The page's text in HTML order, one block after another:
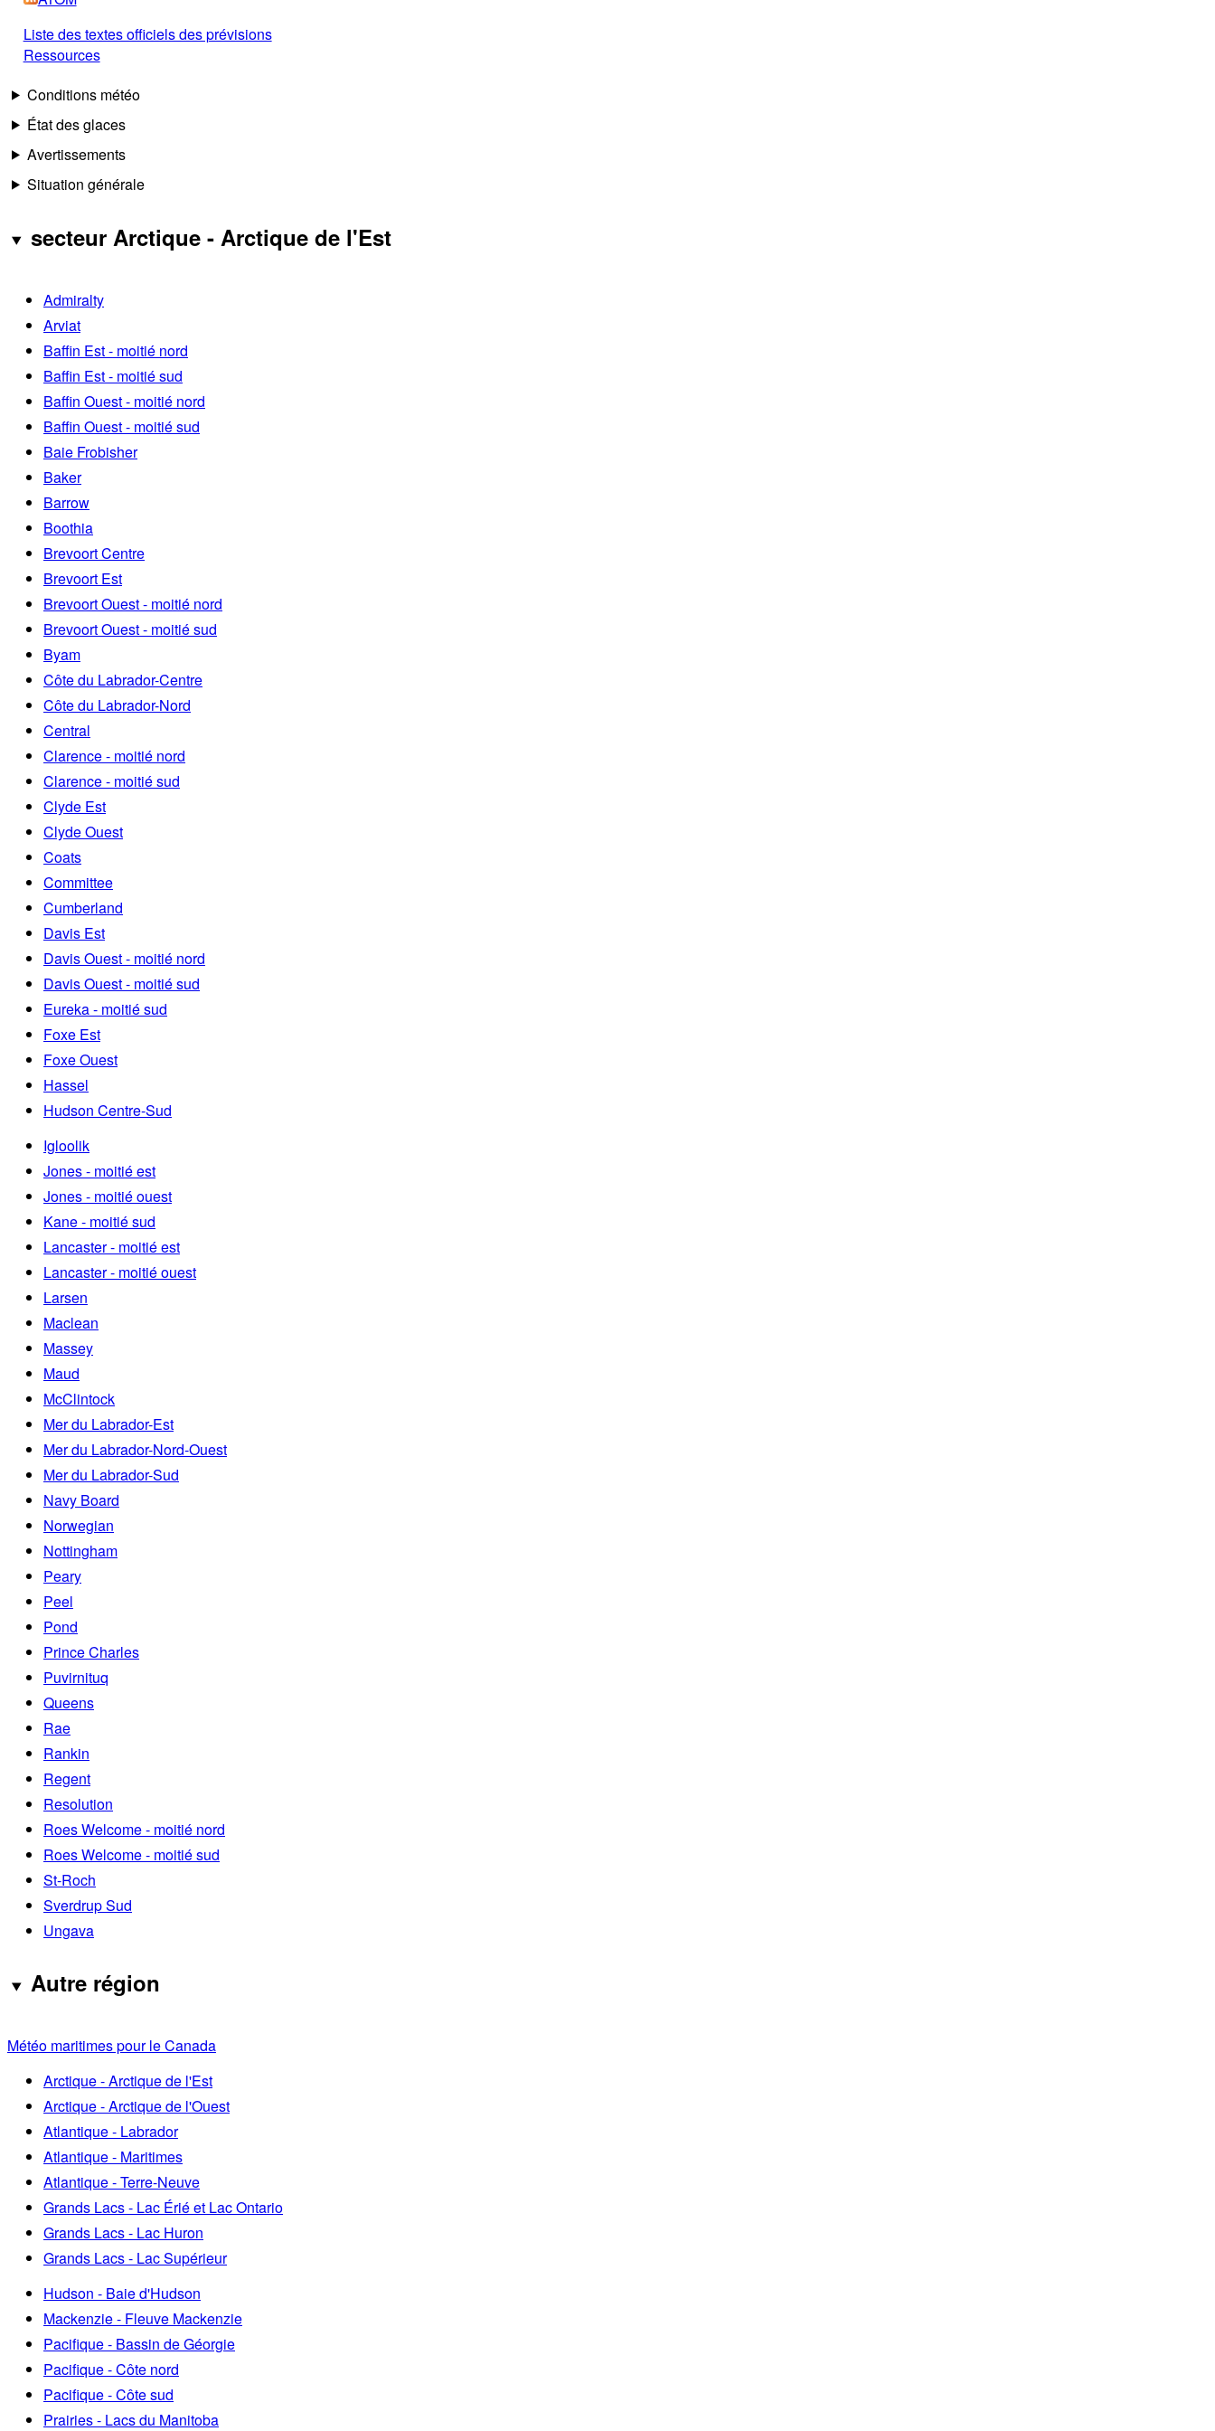
Liste des textes officiels des prévisions
Ressources
Conditions météo
État des glaces
Avertissements
Situation générale
secteur Arctique - Arctique de l'Est
Admiralty
Arviat
Baffin Est - moitié nord
Baffin Est - moitié sud
Baffin Ouest - moitié nord
Baffin Ouest - moitié sud
Baie Frobisher
Baker
Barrow
Boothia
Brevoort Centre
Brevoort Est
Brevoort Ouest - moitié nord
Brevoort Ouest - moitié sud
Byam
Côte du Labrador-Centre
Côte du Labrador-Nord
Central
Clarence - moitié nord
Clarence - moitié sud
Clyde Est
Clyde Ouest
Coats
Committee
Cumberland
Davis Est
Davis Ouest - moitié nord
Davis Ouest - moitié sud
Eureka - moitié sud
Foxe Est
Foxe Ouest
Hassel
Hudson Centre-Sud
Igloolik
Jones - moitié est
Jones - moitié ouest
Kane - moitié sud
Lancaster - moitié est
Lancaster - moitié ouest
Larsen
Maclean
Massey
Maud
McClintock
Mer du Labrador-Est
Mer du Labrador-Nord-Ouest
Mer du Labrador-Sud
Navy Board
Norwegian
Nottingham
Peary
Peel
Pond
Prince Charles
Puvirnituq
Queens
Rae
Rankin
Regent
Resolution
Roes Welcome - moitié nord
Roes Welcome - moitié sud
St-Roch
Sverdrup Sud
Ungava
Autre région
Météo maritimes pour le Canada
Arctique - Arctique de l'Est
Arctique - Arctique de l'Ouest
Atlantique - Labrador
Atlantique - Maritimes
Atlantique - Terre-Neuve
Grands Lacs - Lac Érié et Lac Ontario
Grands Lacs - Lac Huron
Grands Lacs - Lac Supérieur
Hudson - Baie d'Hudson
Mackenzie - Fleuve Mackenzie
Pacifique - Bassin de Géorgie
Pacifique - Côte nord
Pacifique - Côte sud
Prairies - Lacs du Manitoba